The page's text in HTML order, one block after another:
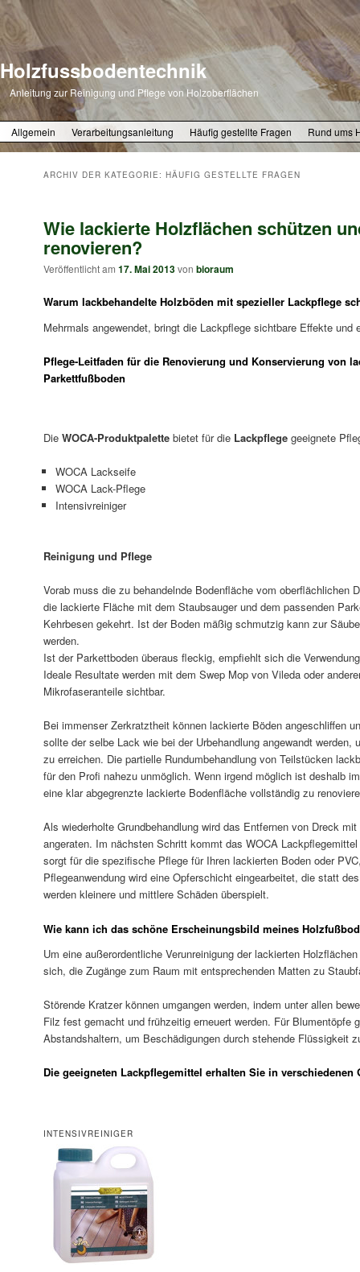
Holzfussbodentechnik
Anleitung zur Reinigung und Pflege von Holzoberflächen
Zum primären Inhalt springen
Zum sekundären Inhalt springen
Allgemein Verarbeitungsanleitung Häufig gestellte Fragen Rund ums
ARCHIV DER KATEGORIE: HÄUFIG GESTELLTE FRAGEN
Wie lackierte Holzflächen schützen
renovieren?
Veröffentlicht am 17. Mai 2013von bioraum
Warum lackbehandelte Holzböden mit spezieller Lackpflege
Mehrmals angewendet, bringt die Lackpflege sichtbare Effekte und
Pflege-Leitfaden für die Renovierung und Konservierung von
Parkettfußboden
Die WOCA-Produktpalettebietet für die Lackpflegegeeignete
WOCA Lackseife
WOCA Lack-Pflege
Intensivreiniger
Reinigung und Pflege
Vorab muss die zu behandelnde Bodenfläche vom oberflächlichen
die lackierte Fläche mit dem Staubsauger und dem passenden
Kehrbesen gekehrt. Ist der Boden mäßig schmutzig kann zur
werden.
Ist der Parkettboden überaus fleckig, empfiehlt sich die
Ideale Resultate werden mit dem Swep Mop von Vileda oder
Mikrofaseranteile sichtbar.
Bei immenser Zerkratztheit können lackierte Böden angeschliffen
sollte der selbe Lack wie bei der Urbehandlung angewandt werden,
zu erreichen. Die partielle Rundumbehandlung von Teilstücken
für den Profi nahezu unmöglich. Wenn irgend möglich ist deshalb
eine klar abgegrenzte lackierte Bodenfläche vollständig zu
Als wiederholte Grundbehandlung wird das Entfernen von Dreck
angeraten. Im nächsten Schritt kommt das WOCA
sorgt für die spezifische Pflege für Ihren lackierten Boden oder
Pflegeanwendung wird eine Opferschicht eingearbeitet, die statt
werden kleinere und mittlere Schäden überspielt.
Wie kann ich das schöne Erscheinungsbild meines
Um eine außerordentliche Verunreinigung der lackierten
sich, die Zugänge zum Raum mit entsprechenden Matten zu
Störende Kratzer können umgangen werden, indem unter allen
Filz fest gemacht und frühzeitig erneuert werden. Für Blumentöpfe
Abstandshaltern, um Beschädigungen durch stehende Flüssigkeit
Die geeigneten Lackpflegemittel erhalten Sie in verschiedenen
INTENSIVREINIGER